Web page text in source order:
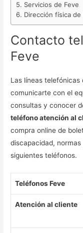
Servicios de Feve
Dirección física de
Contacto
Feve
Las líneas telefónicas
comunicarte con el
consultas y conocer
teléfono atención al
compra online de
discapacidad,
siguientes teléfonos.
Teléfonos Feve
Atención al cliente